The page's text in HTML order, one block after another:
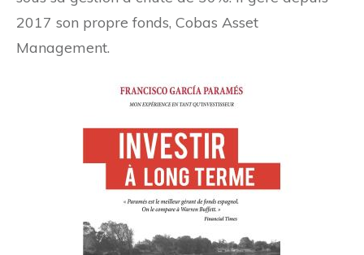
2017 son propre fonds, Cobas Asset
Management.